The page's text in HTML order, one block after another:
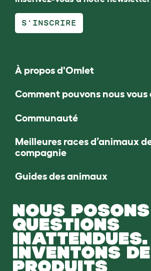
S'INSCRIRE
À propos d'Omlet
Comment pouvons nous vous
Communauté
Meilleures races d’animaux
compagnie
Guides des animaux
NOUS
QUESTIONS
INVENTONS
PRODUITS